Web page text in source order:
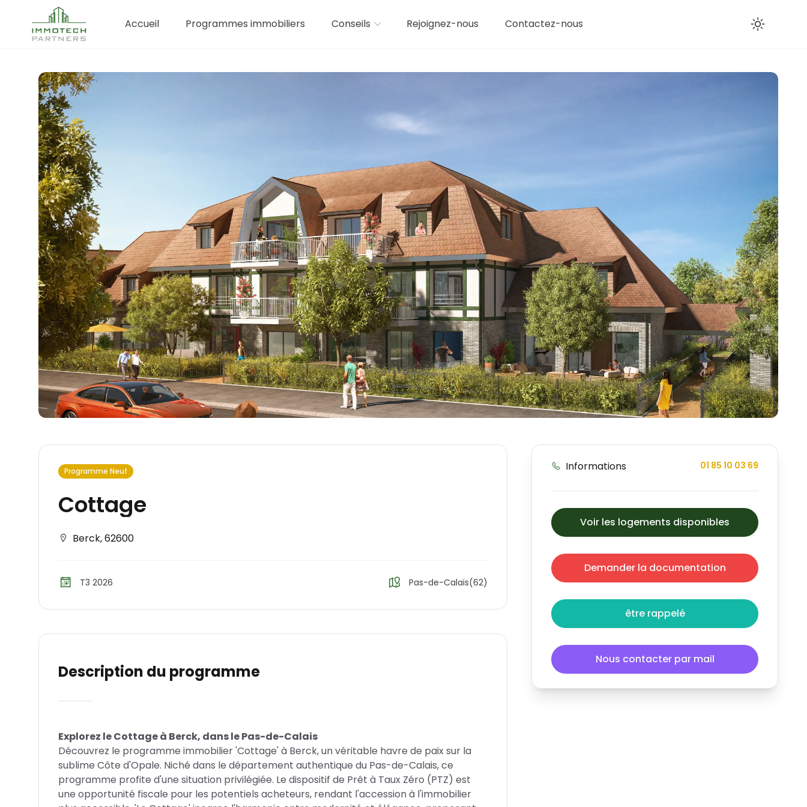
Accueil Programmes immobiliers Conseils Rejoignez-nous Contactez-nous
Programme Neuf
Cottage
Berck,62600
T3 2026 Pas-de-Calais(62)
Description du programme
Explorez le Cottage à Berck, dans le Pas-de-Calais
Découvrez le programme immobilier 'Cottage' à Berck, un véritable havre de paix sur la
sublime Côte d'Opale. Niché dans le département authentique du Pas-de-Calais, ce
programme profite d'une situation privilégiée. Le dispositif de Prêt à Taux Zéro (PTZ) est
une opportunité fiscale pour les potentiels acheteurs, rendant l'accession à l'immobilier
Informations 01 85 10 03 69
Voir les logements disponibles
Demander la documentation
être rappelé
Nous contacter par mail